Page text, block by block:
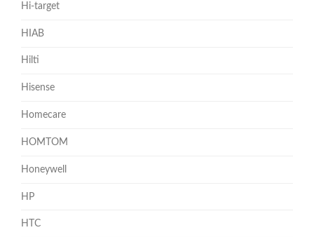
Hi-target
HIAB
Hilti
Hisense
Homecare
HOMTOM
Honeywell
HP
HTC